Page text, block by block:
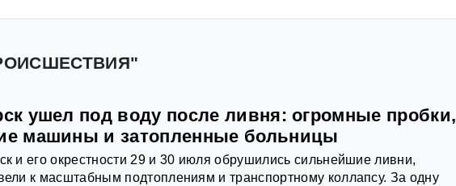
ушел под воду после ливня: огромные пробки,
машины и затопленные больницы
и его окрестности 29 и 30 июля обрушились сильнейшие ливни,
к масштабным подтоплениям и транспортному коллапсу. За одну